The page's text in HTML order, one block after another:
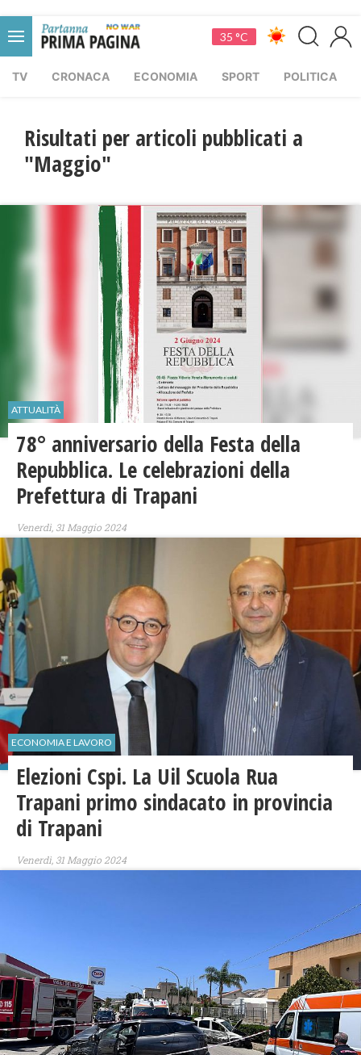
35 °C
TV CRONACA ECONOMIA SPORT POLITICA
Risultati per articoli pubblicati a
"Maggio"
ATTUALITÀ
​78° anniversario della Festa della
Repubblica. Le celebrazioni della
Prefettura di Trapani
Venerdì, 31 Maggio 2024
ECONOMIA E LAVORO
Elezioni Cspi. La Uil Scuola Rua
Trapani primo sindacato in provincia
di Trapani
Venerdì, 31 Maggio 2024